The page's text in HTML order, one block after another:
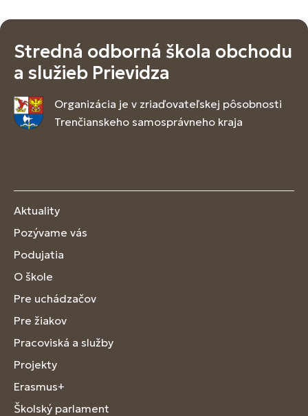
Stredná odborná škola obchodu
a služieb Prievidza
Organizácia je v zriaďovateľskej pôsobnosti
Trenčianskeho samosprávneho kraja
Aktuality
Pozývame vás
Podujatia
O škole
Pre uchádzačov
Pre žiakov
Pracoviská a služby
Projekty
Erasmus+
Školský parlament